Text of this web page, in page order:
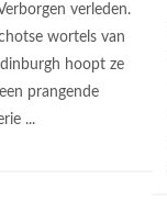
verleden.
wortels van
hoopt ze
prangende
...